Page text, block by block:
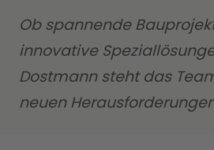
Ob spannende
innovative
Dostmann steht das
neuen